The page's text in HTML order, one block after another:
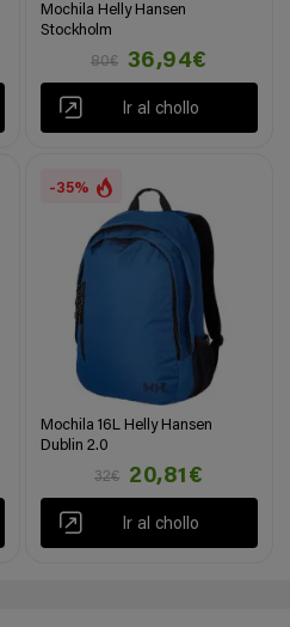
Mochila Helly Hansen
Stockholm
80€
36,94€
Ir al chollo
-35%
Mochila 16L Helly Hansen
Dublin 2.0
32€
20,81€
Ir al chollo